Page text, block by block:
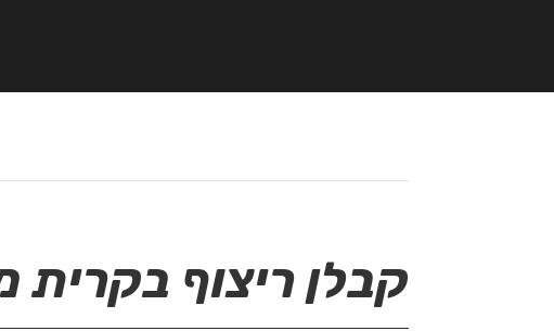
קבלן ריצוף בקרית